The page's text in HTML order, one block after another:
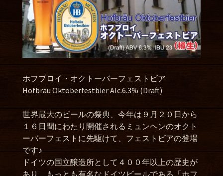
ホフブロイ・オクトーバーフェストビア
Hofbräu Oktoberfestbier Alc.6.3% (Draft)
世界最大のビールの祭典、今年は９月２０日から
１６日間にわたり開催されるミュンヘンのオクト
ーバーフェストに先駆けて、フェストビアの登場
です♪
ドイツの国立醸造所として４００年以上の歴史が